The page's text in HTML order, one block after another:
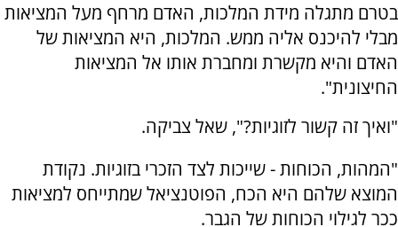
בטרם מתגלה מידת המלכות, האדם מרחף מעל המציאות
מבלי להיכנס אליה ממש. המלכות, היא המציאות של
האדם והיא מקשרת ומחברת אותו אל המציאות
החיצונית".
"ואיך זה קשור לזוגיות?", שאל צביקה.
"המהות, הכוחות - שייכות לצד הזכרי בזוגיות. נקודת
המוצא שלהם היא הכח, הפוטנציאל שמתייחס למציאות
ככר לגילוי הכוחות של הגבר.